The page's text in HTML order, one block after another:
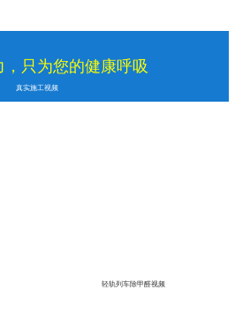
，只为您的健康呼吸
真实施工视频
轻轨列车除甲醛视频